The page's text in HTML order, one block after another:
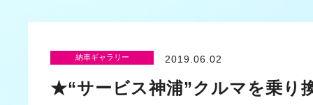
納車ギャラリー 2019.06.02
★“サービス神浦”クルマを乗り